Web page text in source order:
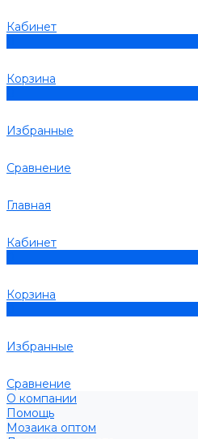
Кабинет
Корзина
Избранные
Сравнение
Главная
Кабинет
Корзина
Избранные
Сравнение
О компании
Помощь
Мозаика оптом